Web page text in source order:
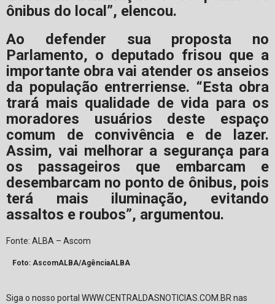
ônibus do local”, elencou.
Ao defender sua proposta no
Parlamento, o deputado frisou que a
importante obra vai atender os anseios
da população entrerriense. “Esta obra
trará mais qualidade de vida para os
moradores usuários deste espaço
comum de convivência e de lazer.
Assim, vai melhorar a segurança para
os passageiros que embarcam e
desembarcam no ponto de ônibus, pois
terá mais iluminação, evitando
assaltos e roubos”, argumentou.
Fonte: ALBA – Ascom
Foto: AscomALBA/AgênciaALBA
Siga o nosso portal WWW.CENTRALDASNOTICIAS.COM.BR nas